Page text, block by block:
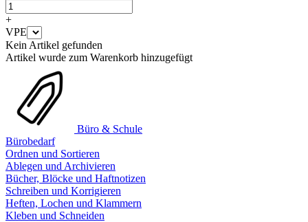
+
VPE
Kein Artikel gefunden
Artikel wurde zum Warenkorb hinzugefügt
Büro & Schule
Bürobedarf
Ordnen und Sortieren
Ablegen und Archivieren
Bücher, Blöcke und Haftnotizen
Schreiben und Korrigieren
Heften, Lochen und Klammern
Kleben und Schneiden